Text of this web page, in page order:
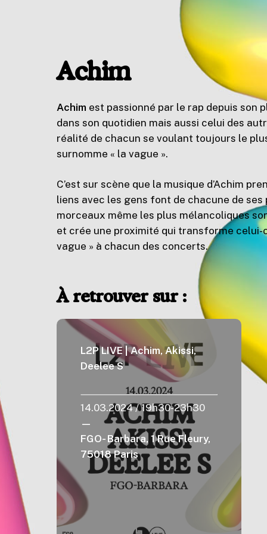
Achim
Achim est passionné par le rap depuis son
dans son quotidien mais aussi celui des
réalité de chacun se voulant toujours le
surnomme « la vague ».
C’est sur scène que la musique d’Achim
liens avec les gens font de chacune de
morceaux même les plus mélancoliques
et crée une proximité qui transforme celui-
vague » à chacun des concerts.
À retrouver sur :
L2P LIVE | Achim, Akissi,
Deelee S
14.03.2024 / 19h30-23h30
—
FGO- Barbara,1 Rue Fleury,
75018 Paris